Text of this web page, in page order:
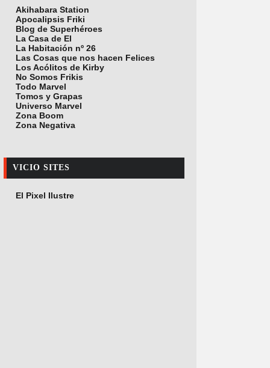
Akihabara Station
Apocalipsis Friki
Blog de Superhéroes
La Casa de El
La Habitación nº 26
Las Cosas que nos hacen Felices
Los Acólitos de Kirby
No Somos Frikis
Todo Marvel
Tomos y Grapas
Universo Marvel
Zona Boom
Zona Negativa
VICIO SITES
El Pixel Ilustre